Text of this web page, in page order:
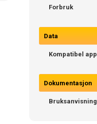
Forbruk
Data
Kompatibel app
Dokumentasjon
Bruksanvisning